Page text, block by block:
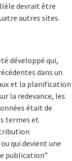
devrait être
autres sites.
développé qui,
dans un
et la planification
la redevance, les
était de
termes et
qui devient une
publication”